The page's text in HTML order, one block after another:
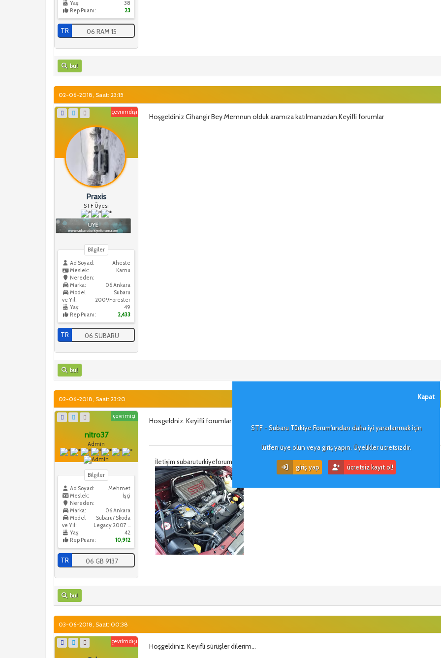
Kapat
STF - Subaru Türkiye Forum'undan daha iyi yararlanmak için
lütfen üye olun veya giriş yapın. Üyelikler ücretsizdir.
giriş yap ücretsiz kayıt ol!
Yaş:
38
Rep Puanı:
23
TR 06 RAM 15
bul
02-06-2018, Saat: 23:15
çevrimdışı
Praxis
STF Üyesi
Bilgiler
Ad Soyad:
Aheste
Meslek:
Kamu
Nereden:
06 Ankara
Marka:
Subaru
Model
ve Yıl:
2009Forester
Yaş:
49
Rep Puanı:
2,433
TR 06 SUBARU
Hoşgeldiniz Cihangir Bey.Memnun olduk aramıza katılmanızdan.Keyifli forumlar
bul
02-06-2018, Saat: 23:20
çevrimiçi
nitro37
Admin
Bilgiler
Ad Soyad:
Mehmet
Meslek:
İşçi
Nereden:
06 Ankara
Marka:
Subaru/ Skoda
Model
ve Yıl:
Legacy 2007 / Skoda Octavia 2016
Yaş:
42
Rep Puanı:
10,912
TR 06 GB 9137
Hosgeldniz. Keyifli forumlar dilerim.
kullanıcı i̇mzası
İletişim subaruturkiyeforum@gmail.com
bul
03-06-2018, Saat: 00:38
çevrimdışı
Hoşgeldiniz. Keyifli sürüşler dilerim...